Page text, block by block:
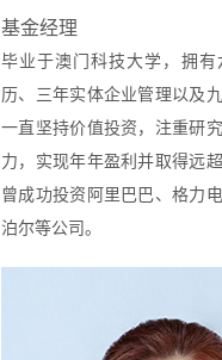
基金经理
毕业于澳门科技大学，拥
历、三年实体企业管理以及
一直坚持价值投资，注重研
力，实现年年盈利并取得远
曾成功投资阿里巴巴、格力
泊尔等公司。